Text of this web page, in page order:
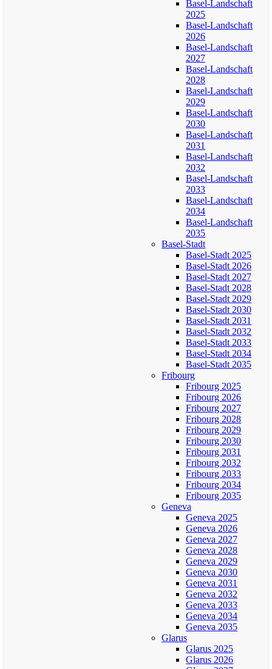
Basel-Landschaft
2025
Basel-Landschaft
2026
Basel-Landschaft
2027
Basel-Landschaft
2028
Basel-Landschaft
2029
Basel-Landschaft
2030
Basel-Landschaft
2031
Basel-Landschaft
2032
Basel-Landschaft
2033
Basel-Landschaft
2034
Basel-Landschaft
2035
Basel-Stadt
Basel-Stadt 2025
Basel-Stadt 2026
Basel-Stadt 2027
Basel-Stadt 2028
Basel-Stadt 2029
Basel-Stadt 2030
Basel-Stadt 2031
Basel-Stadt 2032
Basel-Stadt 2033
Basel-Stadt 2034
Basel-Stadt 2035
Fribourg
Fribourg 2025
Fribourg 2026
Fribourg 2027
Fribourg 2028
Fribourg 2029
Fribourg 2030
Fribourg 2031
Fribourg 2032
Fribourg 2033
Fribourg 2034
Fribourg 2035
Geneva
Geneva 2025
Geneva 2026
Geneva 2027
Geneva 2028
Geneva 2029
Geneva 2030
Geneva 2031
Geneva 2032
Geneva 2033
Geneva 2034
Geneva 2035
Glarus
Glarus 2025
Glarus 2026